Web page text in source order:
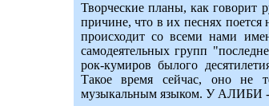
Творческие планы, как говорит
причине, что в их песнях
происходит со всеми нами
самодеятельных групп
рок-кумиров былого
Такое время сейчас, оно не
музыкальным языком. У АЛИБИ -